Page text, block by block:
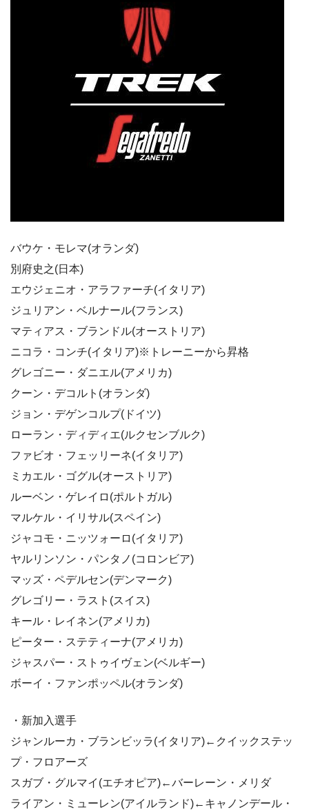
バウケ・モレマ(オランダ)
別府史之(日本)
エウジェニオ・アラファーチ(イタリア)
ジュリアン・ベルナール(フランス)
マティアス・ブランドル(オーストリア)
ニコラ・コンチ(イタリア)※トレーニーから昇格
グレゴニー・ダニエル(アメリカ)
クーン・デコルト(オランダ)
ジョン・デゲンコルプ(ドイツ)
ローラン・ディディエ(ルクセンブルク)
ファビオ・フェッリーネ(イタリア)
ミカエル・ゴグル(オーストリア)
ルーベン・ゲレイロ(ポルトガル)
マルケル・イリサル(スペイン)
ジャコモ・ニッツォーロ(イタリア)
ヤルリンソン・パンタノ(コロンビア)
マッズ・ペデルセン(デンマーク)
グレゴリー・ラスト(スイス)
キール・レイネン(アメリカ)
ピーター・ステティーナ(アメリカ)
ジャスパー・ストゥイヴェン(ベルギー)
ボーイ・ファンポッペル(オランダ)
・新加入選手
ジャンルーカ・ブランビッラ(イタリア)←クイックステッ
プ・フロアーズ
スガブ・グルマイ(エチオピア)←バーレーン・メリダ
ライアン・ミューレン(アイルランド)←キャノンデール・